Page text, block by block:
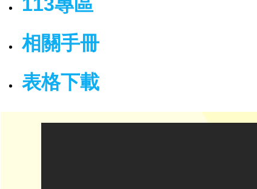
相關手冊
表格下載